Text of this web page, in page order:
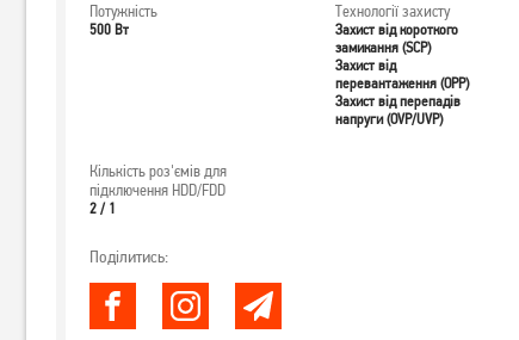
Потужність
500 Вт
Технології захисту
Захист від короткого
замикання (SCP)
Захист від
перевантаження (OPP)
Захист від перепадів
напруги (OVP/UVP)
Кількість роз'ємів для
підключення HDD/FDD
2 / 1
Поділитись: